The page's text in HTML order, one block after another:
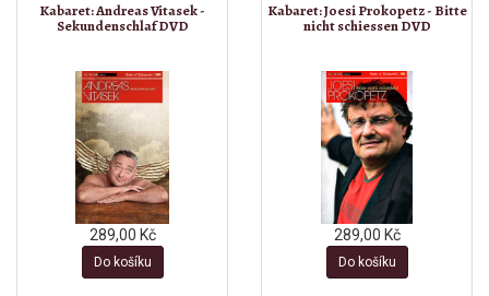
Kabaret: Andreas Vitasek -
Sekundenschlaf DVD
289,00 Kč
Do košíku
Kabaret: Joesi Prokopetz - Bitte
nicht schiessen DVD
289,00 Kč
Do košíku